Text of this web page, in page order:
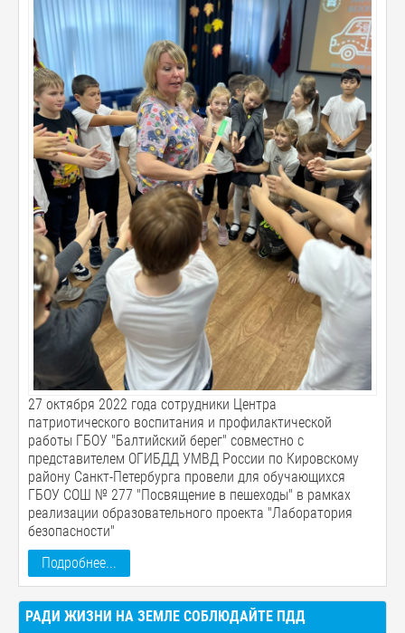
27 октября 2022 года сотрудники Центра
патриотического воспитания и профилактической
работы ГБОУ "Балтийский берег" совместно с
представителем ОГИБДД УМВД России по Кировскому
району Санкт-Петербурга провели для обучающихся
ГБОУ СОШ № 277 "Посвящение в пешеходы" в рамках
реализации образовательного проекта "Лаборатория
безопасности"
Подробнее...
РАДИ ЖИЗНИ НА ЗЕМЛЕ СОБЛЮДАЙТЕ ПДД